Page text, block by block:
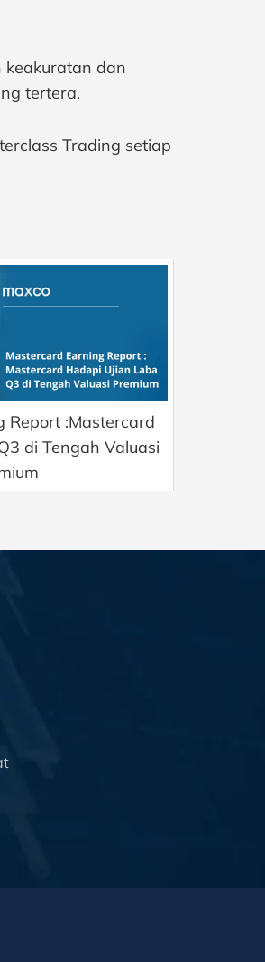
keakuratan dan
tertera.
Trading setiap
Report :Mastercard
di Tengah Valuasi